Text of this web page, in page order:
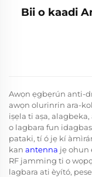
Bii o kaadi
Awọn ẹgbẹrún anti-
awọn olurinrin ara-
iṣẹla ti aṣa,
o lagbara fun
pataki, tí ó jẹ kí
kan antenna jẹ ohun
RF jamming ti o
lagbara ati èyító,